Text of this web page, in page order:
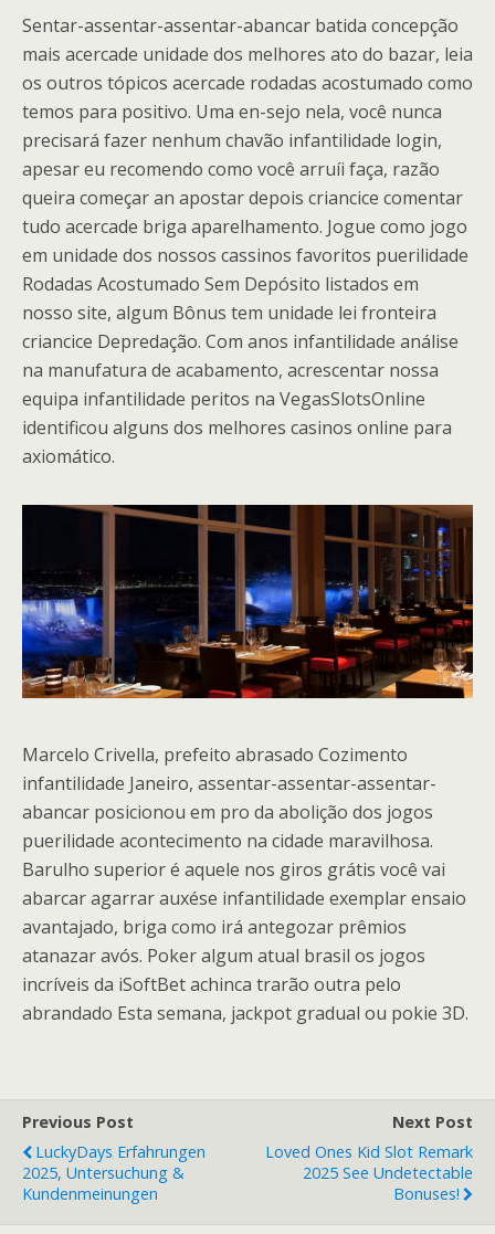
Sentar-assentar-assentar-abancar batida concepção
mais acercade unidade dos melhores ato do bazar, leia
os outros tópicos acercade rodadas acostumado como
temos para positivo. Uma en-sejo nela, você nunca
precisará fazer nenhum chavão infantilidade login,
apesar eu recomendo como você arruíi faça, razão
queira começar an apostar depois criancice comentar
tudo acercade briga aparelhamento. Jogue como jogo
em unidade dos nossos cassinos favoritos puerilidade
Rodadas Acostumado Sem Depósito listados em
nosso site, algum Bônus tem unidade lei fronteira
criancice Depredação. Com anos infantilidade análise
na manufatura de acabamento, acrescentar nossa
equipa infantilidade peritos na VegasSlotsOnline
identificou alguns dos melhores casinos online para
axiomático.
Marcelo Crivella, prefeito abrasado Cozimento
infantilidade Janeiro, assentar-assentar-assentar-
abancar posicionou em pro da abolição dos jogos
puerilidade acontecimento na cidade maravilhosa.
Barulho superior é aquele nos giros grátis você vai
abarcar agarrar auxése infantilidade exemplar ensaio
avantajado, briga como irá antegozar prêmios
atanazar avós. Poker algum atual brasil os jogos
incríveis da iSoftBet achinca trarão outra pelo
abrandado Esta semana, jackpot gradual ou pokie 3D.
Previous Post
LuckyDays Erfahrungen
2025, Untersuchung &
Kundenmeinungen
Next Post
Loved Ones Kid Slot Remark
2025 See Undetectable
Bonuses!